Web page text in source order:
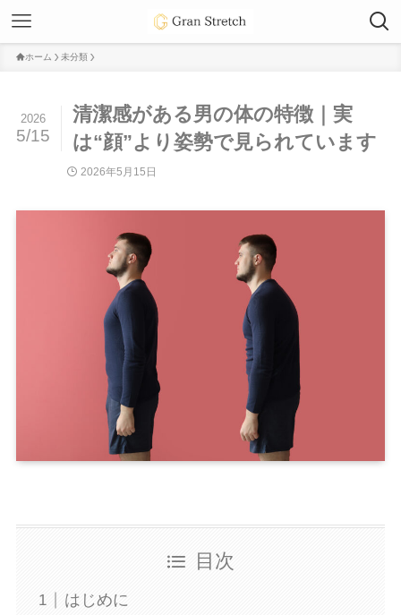
ホーム 未分類
清潔感がある男の体の特徴｜実
は“顔”より姿勢で見られています
2026
5/15
2026年5月15日
目次
はじめに